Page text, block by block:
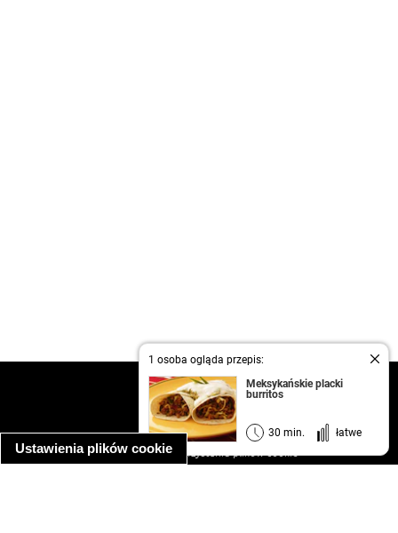
Ustawienia plików cookie
1 osoba ogląda przepis:
Meksykańskie placki
burritos
30 min. łatwe
kontakt
regulamin
informacja o prywatności
informacja o wykorzystaniu plików cookie